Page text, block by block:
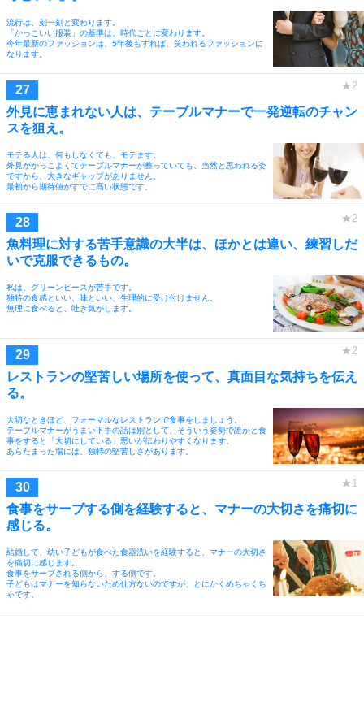
流行は、刻一刻と変わります。
「かっこいい服装」の基準は、時代ごとに変わります。
今年最新のファッションは、5年後もすれば、笑われるファッションに
なります。
外見に恵まれない人は、テーブルマナーで一発逆転のチャン
スを狙え。
モテる人は、何もしなくても、モテます。
外見がかっこよくてテーブルマナーが整っていても、当然と思われる姿
ですから、大きなギャップがありません。
最初から期待値がすでに高い状態です。
魚料理に対する苦手意識の大半は、ほかとは違い、練習しだ
いで克服できるもの。
私は、グリーンピースが苦手です。
独特の食感といい、味といい、生理的に受け付けません。
無理に食べると、吐き気がします。
レストランの堅苦しい場所を使って、真面目な気持ちを伝え
る。
大切なときほど、フォーマルなレストランで食事をしましょう。
テーブルマナーがうまい下手の話は別として、そういう姿勢で誰かと食
事をすると「大切にしている」思いが伝わりやすくなります。
あらたまった場には、独特の堅苦しさがあります。
食事をサーブする側を経験すると、マナーの大切さを痛切に
感じる。
結婚して、幼い子どもが食べた食器洗いを経験すると、マナーの大切さ
を痛切に感じます。
食事をサーブされる側から、する側です。
子どもはマナーを知らないため仕方ないのですが、とにかくめちゃくち
ゃです。